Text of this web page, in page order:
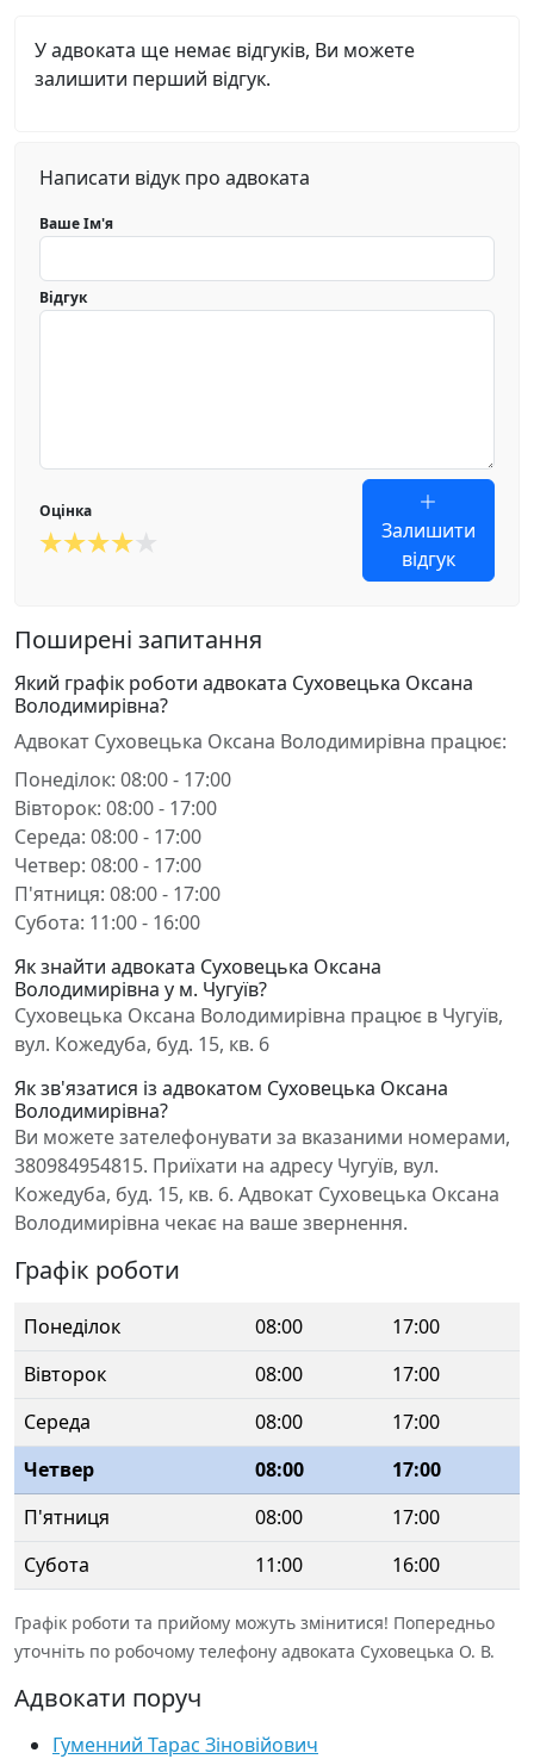
У адвоката ще немає відгуків, Ви можете
залишити перший відгук.
Написати відук про адвоката
Ваше Ім'я
Відгук
Оцінка
Залишити
відгук
Поширені запитання
Який графік роботи адвоката Суховецька Оксана
Володимирівна?
Адвокат Суховецька Оксана Володимирівна працює:
Понеділок: 08:00 - 17:00
Вівторок: 08:00 - 17:00
Середа: 08:00 - 17:00
Четвер: 08:00 - 17:00
П'ятниця: 08:00 - 17:00
Субота: 11:00 - 16:00
Як знайти адвоката Суховецька Оксана
Володимирівна у м. Чугуїв?
Суховецька Оксана Володимирівна працює в Чугуїв,
вул. Кожедуба, буд. 15, кв. 6
Як зв'язатися із адвокатом Суховецька Оксана
Володимирівна?
Ви можете зателефонувати за вказаними номерами,
380984954815. Приїхати на адресу Чугуїв, вул.
Кожедуба, буд. 15, кв. 6. Адвокат Суховецька Оксана
Володимирівна чекає на ваше звернення.
Графік роботи
Понеділок 08:00
17:00
Вівторок
08:00
17:00
Середа
08:00
17:00
Четвер
08:00
17:00
П'ятниця
08:00
17:00
Субота
11:00 16:00
Графік роботи та прийому можуть змінитися! Попередньо
уточніть по робочому телефону адвоката Суховецька О. В.
Адвокати поруч
Гуменний Тарас Зіновійович